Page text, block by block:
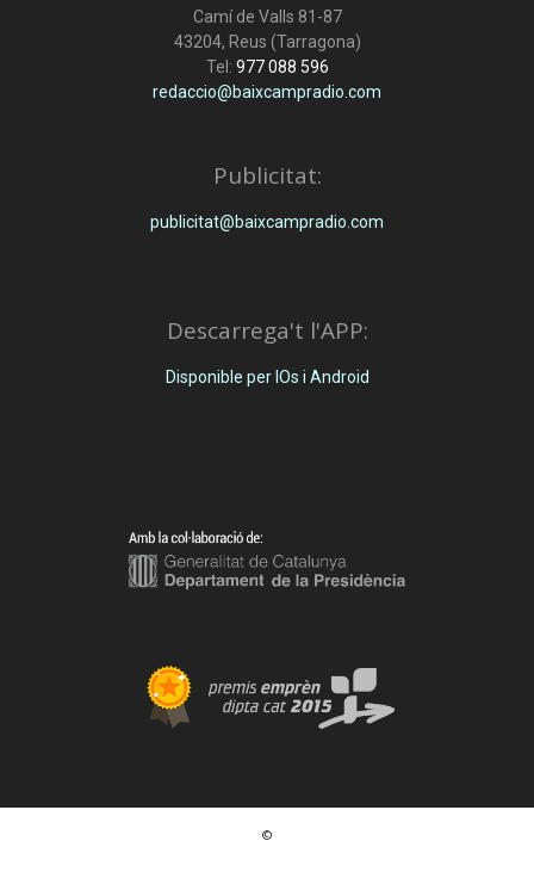
Camí de Valls 81-87
43204, Reus (Tarragona)
Tel: 977 088 596
redaccio@baixcampradio.com
Publicitat:
publicitat@baixcampradio.com
Descarrega't l'APP:
Disponible per IOs i Android
©